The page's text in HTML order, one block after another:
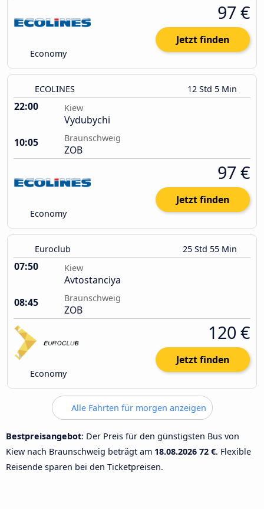
Economy
97 €
Jetzt finden
ECOLINES 12 Std 5 Min
22:00 Kiew
Vydubychi
10:05
Braunschweig
ZOB
Economy
97 €
Jetzt finden
Euroclub 25 Std 55 Min
07:50 Kiew
Avtostanciya
08:45
Braunschweig
ZOB
Economy
120 €
Jetzt finden
Alle Fahrten für morgen anzeigen
Bestpreisangebot: Der Preis für den günstigsten Bus von
Kiew nach Braunschweig beträgt am 18.08.2026 72 €. Flexible
Reisende sparen bei den Ticketpreisen.